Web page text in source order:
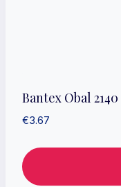
Bantex Obal
€3.67